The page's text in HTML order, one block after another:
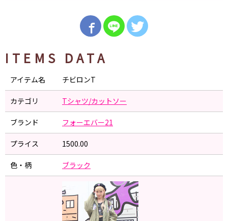
ITEMS DATA
アイテム名 チビロンT
カテゴリ Tシャツ/カットソー
ブランド フォーエバー21
プライス 1500.00
色・柄 ブラック